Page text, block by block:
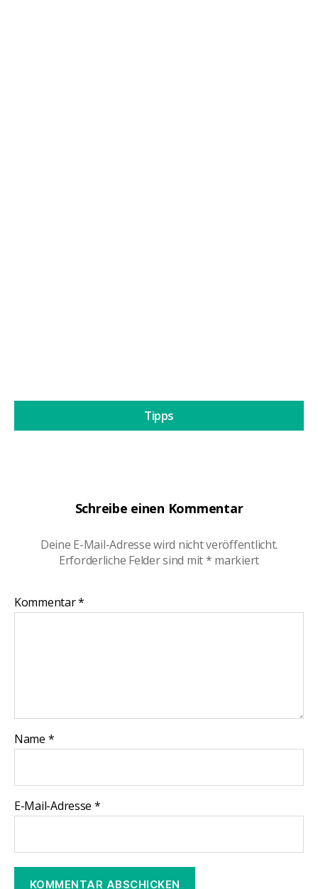
Schreibe einen Kommentar
Deine E-Mail-Adresse wird nicht veröffentlicht.
Erforderliche Felder sind mit* markiert
Kommentar*
Name *
E-Mail-Adresse *
Tipps